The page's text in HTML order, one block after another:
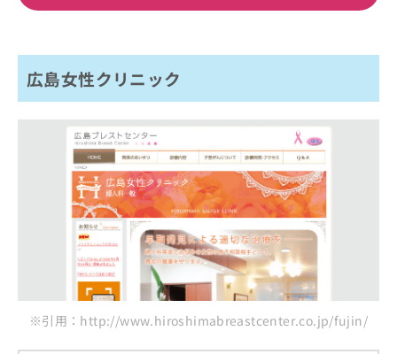
広島女性クリニック
※引用：http://www.hiroshimabreastcenter.co.jp/fujin/